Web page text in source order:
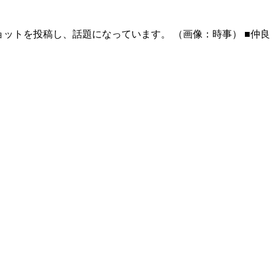
トを投稿し、話題になっています。 （画像：時事） ■仲良